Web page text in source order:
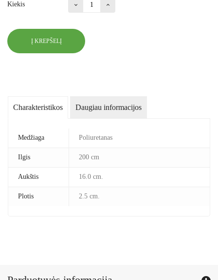
Kiekis
Į KREPŠELĮ
Charakteristikos Daugiau informacijos
Medžiaga Poliuretanas
Ilgis 200 cm
Aukštis 16.0 cm.
Plotis 2.5 cm.